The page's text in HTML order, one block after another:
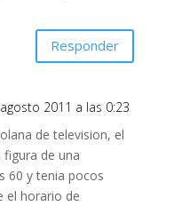
Responder
2011 a las 0:23
de television, el
de una
60 y tenia pocos
el horario de